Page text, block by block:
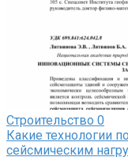
Строительство 0
Какие технологии
сейсмическим